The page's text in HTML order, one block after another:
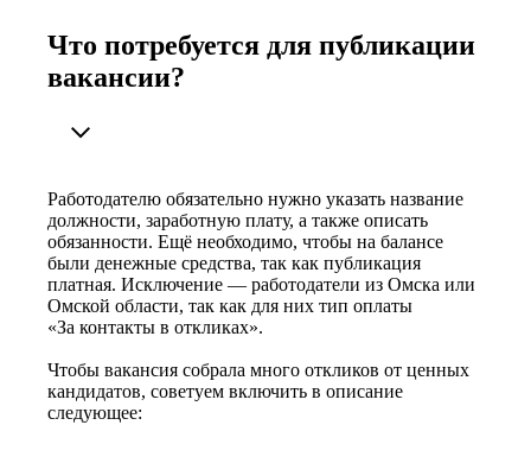
Что потребуется для публикации
вакансии?
Работодателю обязательно нужно указать название
должности, заработную плату, а также описать
обязанности. Ещё необходимо, чтобы на балансе
были денежные средства, так как публикация
платная. Исключение — работодатели из Омска или
Омской области, так как для них тип оплаты
«За контакты в откликах».
Чтобы вакансия собрала много откликов от ценных
кандидатов, советуем включить в описание
следующее: